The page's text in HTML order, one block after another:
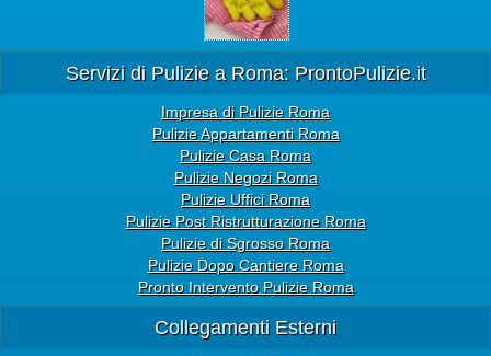
Servizi di Pulizie a Roma: ProntoPulizie.it
Impresa di Pulizie Roma
Pulizie Appartamenti Roma
Pulizie Casa Roma
Pulizie Negozi Roma
Pulizie Uffici Roma
Pulizie Post Ristrutturazione Roma
Pulizie di Sgrosso Roma
Pulizie Dopo Cantiere Roma
Pronto Intervento Pulizie Roma
Collegamenti Esterni